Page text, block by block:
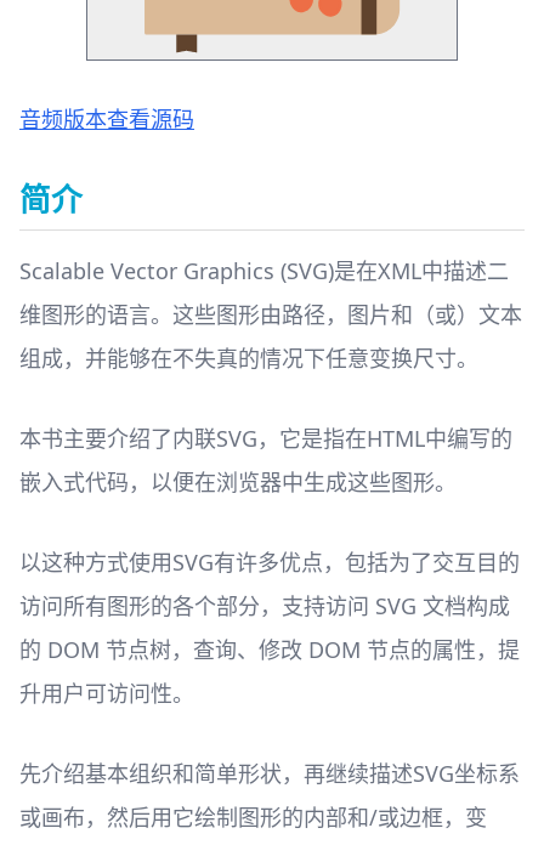
音频版本查看源码
简介
Scalable Vector Graphics (SVG)是在XML中描述二
维图形的语言。这些图形由路径，图片和（或）文本
组成，并能够在不失真的情况下任意变换尺寸。
本书主要介绍了内联SVG，它是指在HTML中编写的
嵌入式代码，以便在浏览器中生成这些图形。
以这种方式使用SVG有许多优点，包括为了交互目的
访问所有图形的各个部分，支持访问 SVG 文档构成
的 DOM 节点树，查询、修改 DOM 节点的属性，提
升用户可访问性。
先介绍基本组织和简单形状，再继续描述SVG坐标系
或画布，然后用它绘制图形的内部和/或边框，变